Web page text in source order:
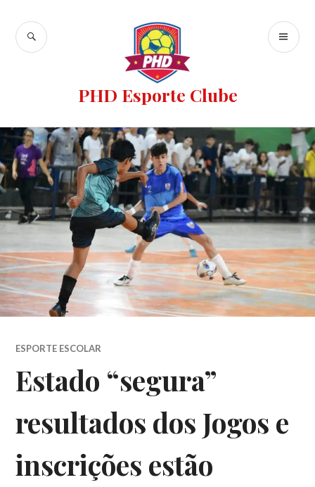
PHD Esporte Clube
ESPORTE ESCOLAR
Estado “segura”
resultados dos Jogos e
inscrições estão